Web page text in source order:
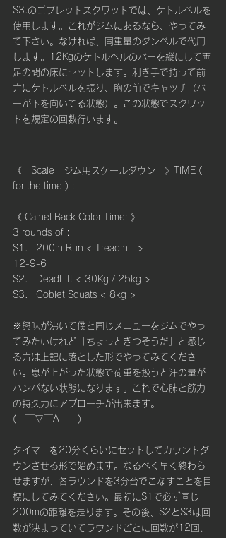
S3.のゴブレットスクワットでは、ケトルベルを
使用します。これがジムにあるなら、やってみ
て下さい。なければ、同重量のダンベルで代用
します。12Kgのケトルベルのバーを縦にして両
足の間の床にセットします。利き手で持って前
方にケトルベルを振り、胸の前でキャッチ（バ
ーが下を向いてる状態）。この状態でスクワッ
トを規定の回数行います。
《　Scale：ジム用スケールダウン　》TIME (
for the time ) :
《 Camel Back Color Timer 》
3 rounds of :
S1.   200m Run < Treadmill >
12-9-6
S2.   DeadLift < 30Kg / 25kg >
S3.   Goblet Squats < 8kg >
※興味が沸いて僕と同じメニューをジムでやっ
てみたいけれど「ちょっときつそうだ」と感じ
る方は上記に落とした形でやってみてくださ
い。息が上がった状態で荷重を扱うと汗の量が
ハンパない状態になります。これで心肺と筋力
の持久力にアプローチが出来ます。
(　￣▽￣A；　)
タイマーを20分くらいにセットしてカウントダ
ウンさせる形で始めます。なるべく早く終わら
せますが、各ラウンドを3分台でこなすことを目
標にしてみてください。最初にS1で必ず同じ
200mの距離を走ります。その後、S2とS3は回
数が決まっていてラウンドごとに回数が12回、